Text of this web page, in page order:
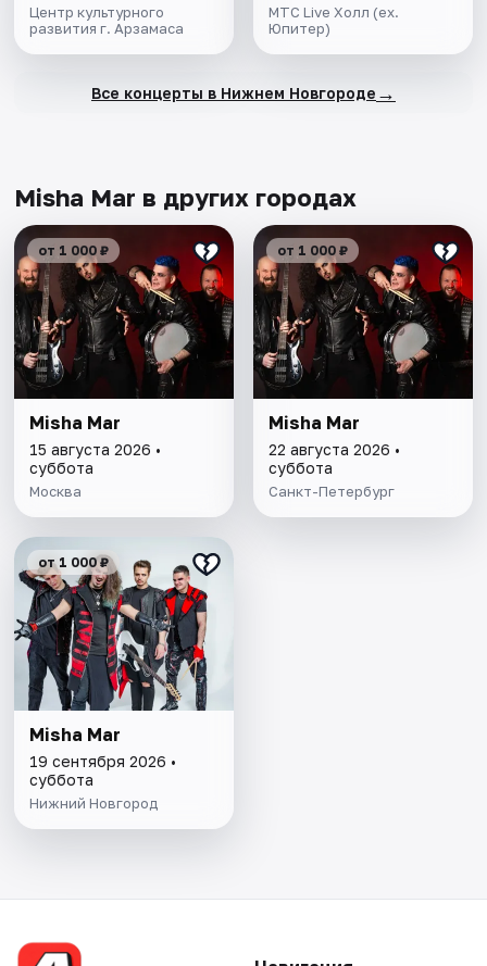
Центр культурного
развития г. Арзамаса
МТС Live Холл (ex.
Юпитер)
Все концерты в Нижнем Новгороде →
Misha Mar в других городах
от 1 000 ₽
Misha Mar
15 августа 2026 •
суббота
Москва
от 1 000 ₽
Misha Mar
22 августа 2026 •
суббота
Санкт-Петербург
от 1 000 ₽
Misha Mar
19 сентября 2026 •
суббота
Нижний Новгород